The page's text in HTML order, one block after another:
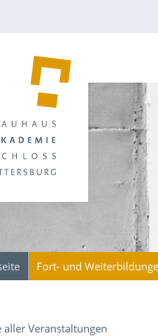
Fort- und
aller Veranstaltungen